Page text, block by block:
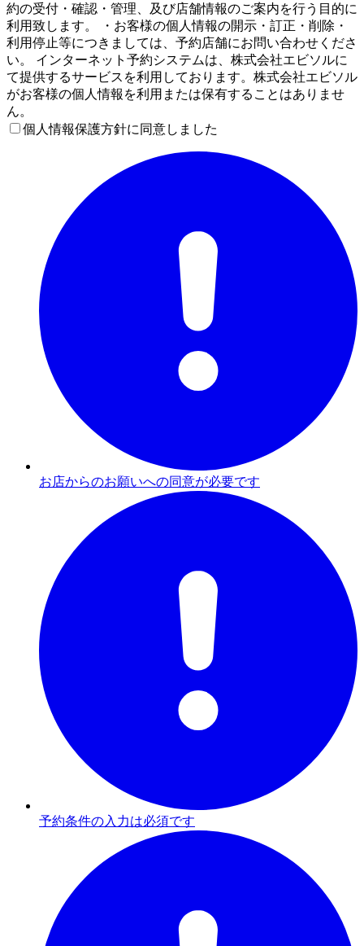
約の受付・確認・管理、及び店舗情報のご案内を行う目的に
利用致します。 ・お客様の個人情報の開示・訂正・削除・
利用停止等につきましては、予約店舗にお問い合わせくださ
い。 インターネット予約システムは、株式会社エビソルに
て提供するサービスを利用しております。株式会社エビソル
がお客様の個人情報を利用または保有することはありませ
ん。
個人情報保護方針に同意しました
お店からのお願いへの同意が必要です
予約条件の入力は必須です